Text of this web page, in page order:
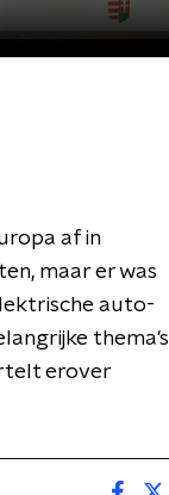
af in
maar er was
auto-
thema's
erover